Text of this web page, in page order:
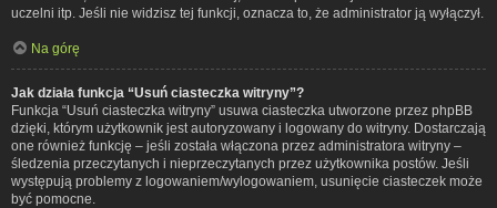
uczelni itp. Jeśli nie widzisz tej funkcji, oznacza to, że administrator ją wyłączył.
Na górę
Jak działa funkcja “Usuń ciasteczka witryny”?
Funkcja “Usuń ciasteczka witryny” usuwa ciasteczka utworzone przez phpBB
dzięki, którym użytkownik jest autoryzowany i logowany do witryny. Dostarczają
one również funkcję – jeśli została włączona przez administratora witryny –
śledzenia przeczytanych i nieprzeczytanych przez użytkownika postów. Jeśli
występują problemy z logowaniem/wylogowaniem, usunięcie ciasteczek może
być pomocne.